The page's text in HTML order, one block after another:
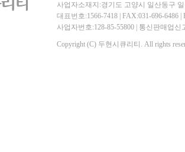
사업자소재지:경기도 고양시 일산동구
대표번호:1566-7418 | FAX:031-696-6486 |
사업자번호:128-85-55800 | 통신판매업
Copyright (C) 두현시큐리티. All rights